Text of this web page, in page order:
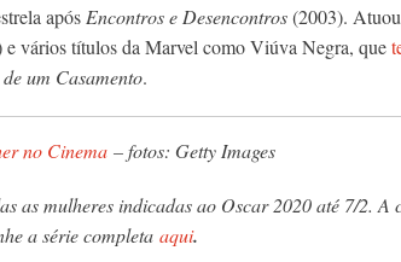
após Encontros e Desencontros(2003).
e vários títulos da Marvel como Viúva Negra, que
um Casamento.
no Cinema – fotos: Getty Images
as mulheres indicadas ao Oscar 2020 até 7/2. A
a série completa aqui.